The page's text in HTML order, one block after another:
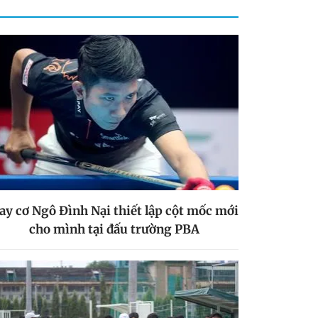
cơ Ngô Đình Nại thiết lập cột mốc mới
cho mình tại đấu trường PBA